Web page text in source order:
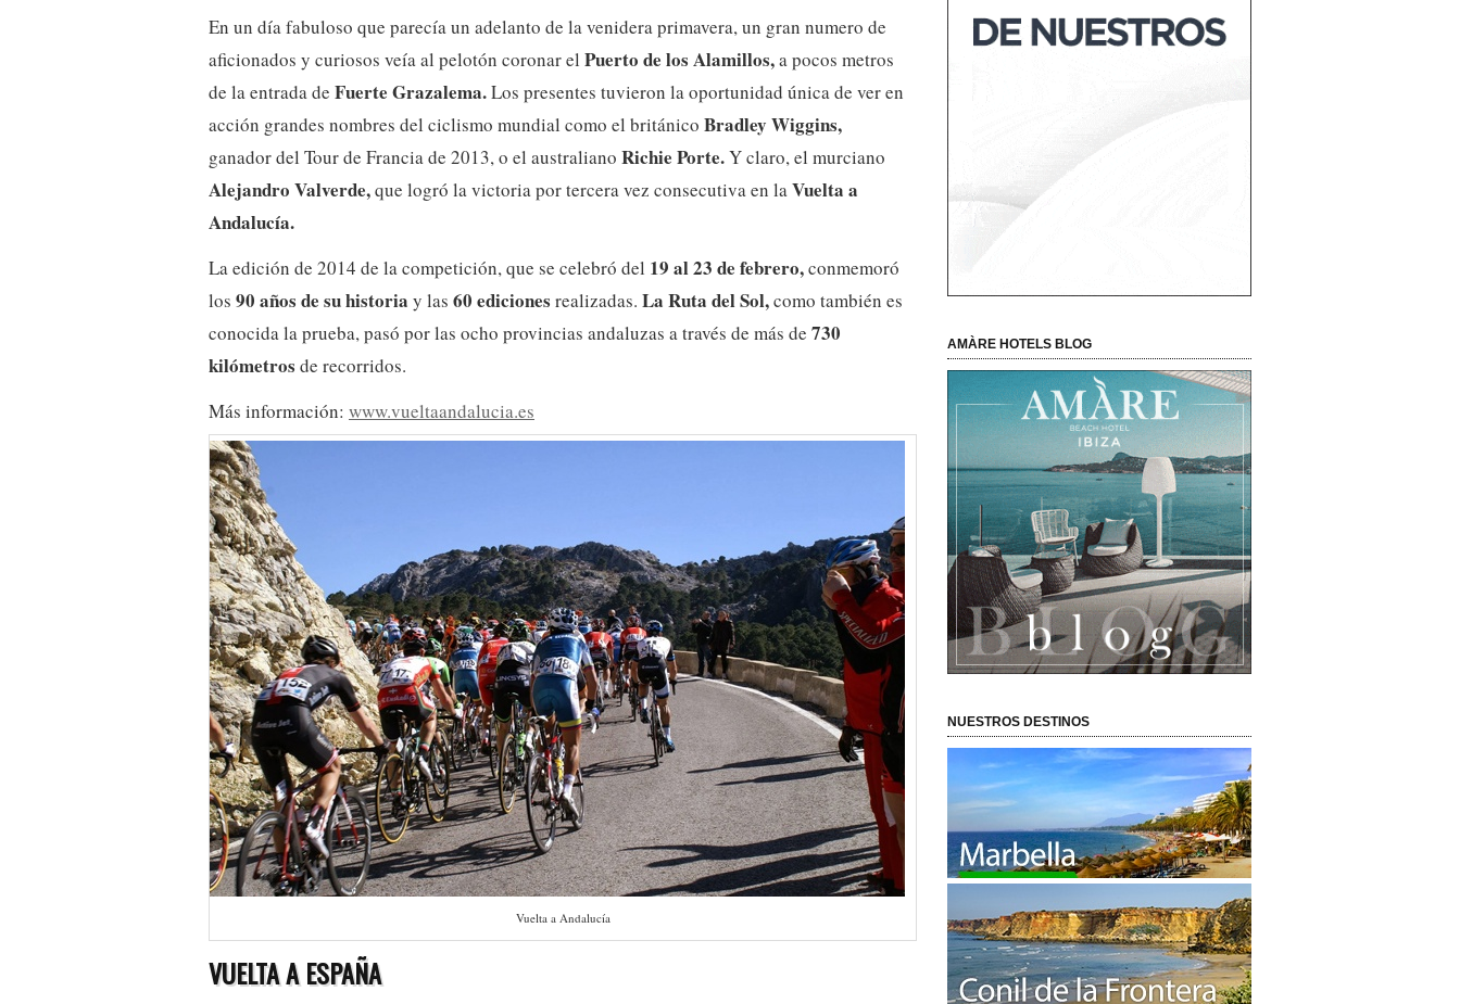
En un día fabuloso que parecía un adelanto de la venidera primavera, un gran numero de
aficionados y curiosos veía al pelotón coronar el Puerto de los Alamillos,a pocos metros
de la entrada de Fuerte Grazalema.Los presentes tuvieron la oportunidad única de ver en
acción grandes nombres del ciclismo mundial como el británico Bradley Wiggins,
ganador del Tour de Francia de 2013, o el australiano Richie Porte.Y claro, el murciano
Alejandro Valverde,que logró la victoria por tercera vez consecutiva en laVuelta a
Andalucía.
La edición de 2014 de la competición, que se celebró del 19 al 23 de febrero,conmemoró
los 90 años de su historia y las 60 ediciones realizadas. La Ruta del Sol,como también es
conocida la prueba, pasó por las ocho provincias andaluzas a través de más de 730
kilómetros de recorridos.
Más información: www.vueltaandalucia.es
Vuelta a Andalucía
VUELTA A ESPAÑA
AMÀRE HOTELS BLOG
NUESTROS DESTINOS